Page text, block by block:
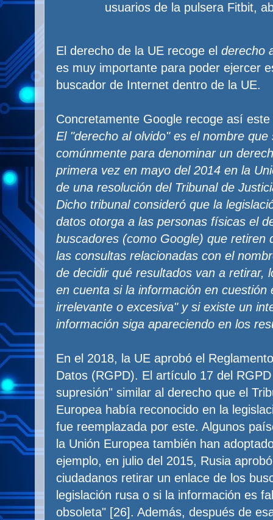
usuarios de la pulsera Fitbit,
El derecho de la UE recoge elderecho
es muy importante para poder ejercer
buscador de Internet dentro de la UE.
Concretamente Google recoge así
El "derecho al olvido" es el nombre que
comúnmente para denominar un
primera vez en mayo del 2014 en la
de una resolución del Tribunal de
Dicho tribunal consideró que la
datos otorga a las personas físicas el
buscadores (como Google) que retiren
las consultas relacionadas con el
de decidir qué resultados van a retirar,
en cuenta si la información en cuestión
irrelevante o excesiva" y si existe un
información siga apareciendo en los
En el 2018, la UE aprobó el
Datos (RGPD). El artículo 17 del
supresión" similar al derecho que el
Europea había reconocido en la
fue reemplazada por este. Algunos
la Unión Europea también han
ejemplo, en julio del 2015, Rusia
ciudadanos retirar un enlace de los
legislación rusa o si la información es
obsoleta" [26]. Además, después de